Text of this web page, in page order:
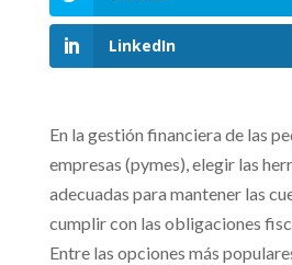
LinkedIn
En la gestión financiera de las
empresas (pymes), elegir las
adecuadas para mantener las
cumplir con las obligaciones
Entre las opciones más